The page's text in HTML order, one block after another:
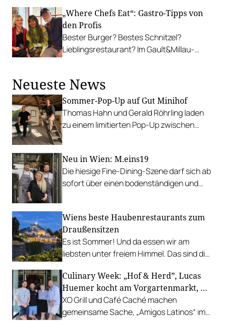
„Where Chefs Eat“: Gastro-Tipps von
den Profis
Bester Burger? Bestes Schnitzel?
Lieblingsrestaurant? Im Gault&Millau-
ganz persönlichen Lokaltipps.
Neueste News
Sommer-Pop-Up auf Gut Minihof
Thomas Hahn und Gerald Röhrling laden
zu einem limitierten Pop-Up zwischen
Neu in Wien: M.eins19
Die hiesige Fine-Dining-Szene darf sich ab
sofort über einen bodenständigen und
Wiens beste Haubenrestaurants zum
Draußensitzen
Es ist Sommer! Und da essen wir am
liebsten unter freiem Himmel. Das sind die
Gastgarten.
Culinary Week: „Hof & Herd”, Lucas
Huemer kocht am Vorgartenmarkt, …
XO Grill und Café Caché machen
gemeinsame Sache, „Amigos Latinos“ im